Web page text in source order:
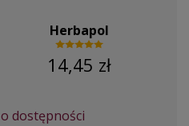
Herbapol
14,45 zł
dostępności